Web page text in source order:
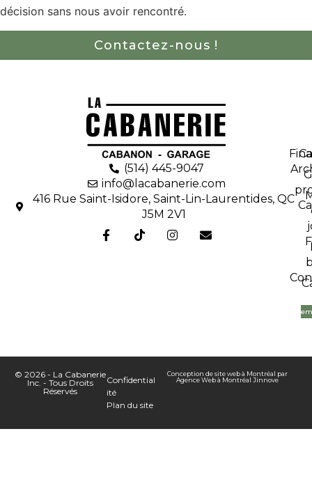
décision sans nous avoir rencontré.
Contactez-nous !
(514) 445-9047
info@lacabanerie.com
416 Rue Saint-Isidore, Saint-Lin-Laurentides, QC
J5M 2V1
© 2026 - La Cabanerie
Inc. - Tous Droits
Réservés
Confidential
ité
Plan du site
Conception de site web à Montréal
par
Agence Web à Montréal Jinnove